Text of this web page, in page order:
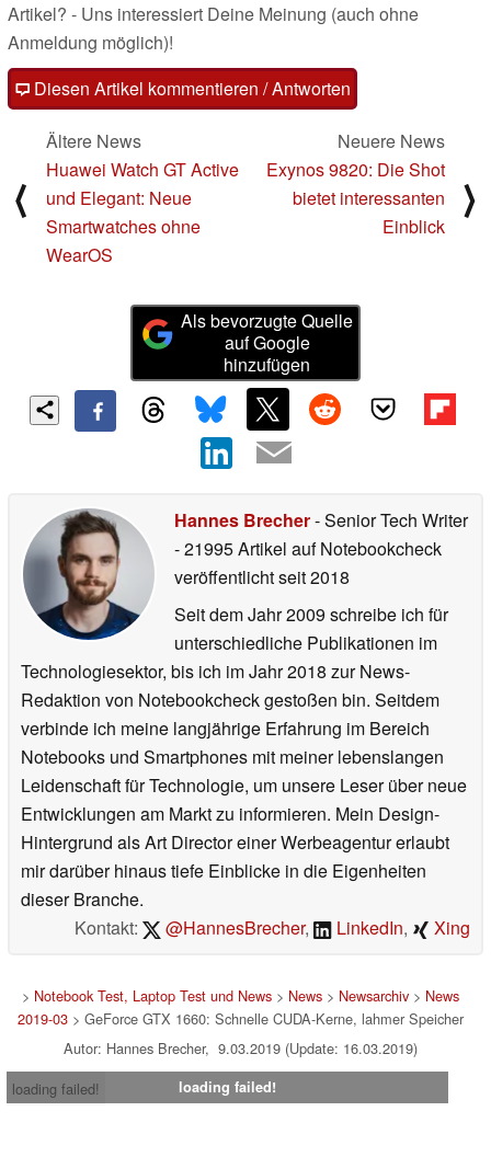
Artikel? - Uns interessiert Deine Meinung (auch ohne
Anmeldung möglich)!
Diesen Artikel kommentieren / Antworten
⟨
Ältere News
Huawei Watch GT Active
und Elegant: Neue
Smartwatches ohne
WearOS
Neuere News
Exynos 9820: Die Shot
bietet interessanten
Einblick
⟩
Als bevorzugte Quelle
auf Google
hinzufügen
Hannes Brecher- Senior Tech Writer
- 21995 Artikel auf Notebookcheck
veröffentlichtseit 2018
Seit dem Jahr 2009 schreibe ich für
unterschiedliche Publikationen im
Technologiesektor, bis ich im Jahr 2018 zur News-
Redaktion von Notebookcheck gestoßen bin. Seitdem
verbinde ich meine langjährige Erfahrung im Bereich
Notebooks und Smartphones mit meiner lebenslangen
Leidenschaft für Technologie, um unsere Leser über neue
Entwicklungen am Markt zu informieren. Mein Design-
Hintergrund als Art Director einer Werbeagentur erlaubt
mir darüber hinaus tiefe Einblicke in die Eigenheiten
dieser Branche.
Kontakt:
@HannesBrecher, LinkedIn, Xing
> Notebook Test, Laptop Test und News> News> Newsarchiv> News
2019-03> GeForce GTX 1660: Schnelle CUDA-Kerne, lahmer Speicher
Autor: Hannes Brecher, 9.03.2019 (Update: 16.03.2019)
loading failed!
loading failed!